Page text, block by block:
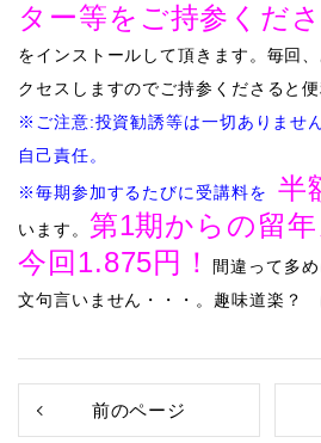
ター等をご持参くださ
をインストールして頂きます。毎回
クセスしますのでご持参くださると便
※ご注意:投資勧誘等は一切ありませ
自己責任。
​※毎期参加するたびに受講料を
​半
います。 第1期からの留
今回1.875円！間違って多
文句言いません・・・。 趣味道楽？
前のページ